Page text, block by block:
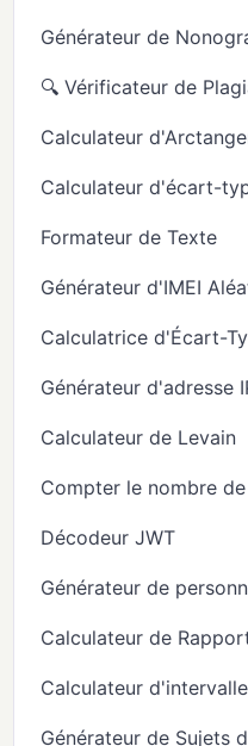
Générateur de
🔍 Vérificateur de
Calculateur
Calculateur d'écart-
Formateur de Texte
Générateur d'IMEI
Calculatrice d'Écart-
Générateur d'adresse
Calculateur de Levain
Compter le nombre
Décodeur JWT
Générateur de
Calculateur de
Calculateur
Générateur de Sujets